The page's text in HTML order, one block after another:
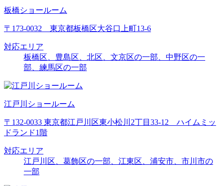
板橋ショールーム
〒173-0032 東京都板橋区大谷口上町13-6
対応エリア
板橋区、豊島区、北区、文京区の一部、中野区の一
部、練馬区の一部
江戸川ショールーム
〒132-0033 東京都江戸川区東小松川2丁目33-12 ハイムミッ
ドランド1階
対応エリア
江戸川区、葛飾区の一部、江東区、浦安市、市川市の
一部